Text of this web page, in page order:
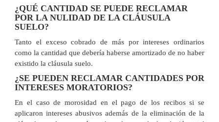
¿QUÉ CANTIDAD SE PUEDE RECLAMAR
POR LA NULIDAD DE LA CLÁUSULA
SUELO?
Tanto el exceso cobrado de más por intereses ordinarios
como la cantidad que debería haberse amortizado de no haber
existido la cláusula suelo.
¿SE PUEDEN RECLAMAR CANTIDADES POR
INTERESES MORATORIOS?
En el caso de morosidad en el pago de los recibos si se
aplicaron intereses abusivos además de la eliminación de la